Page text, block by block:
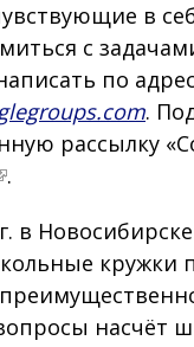
в
с
по
.
рассылку
.
в
кружки
насчёт